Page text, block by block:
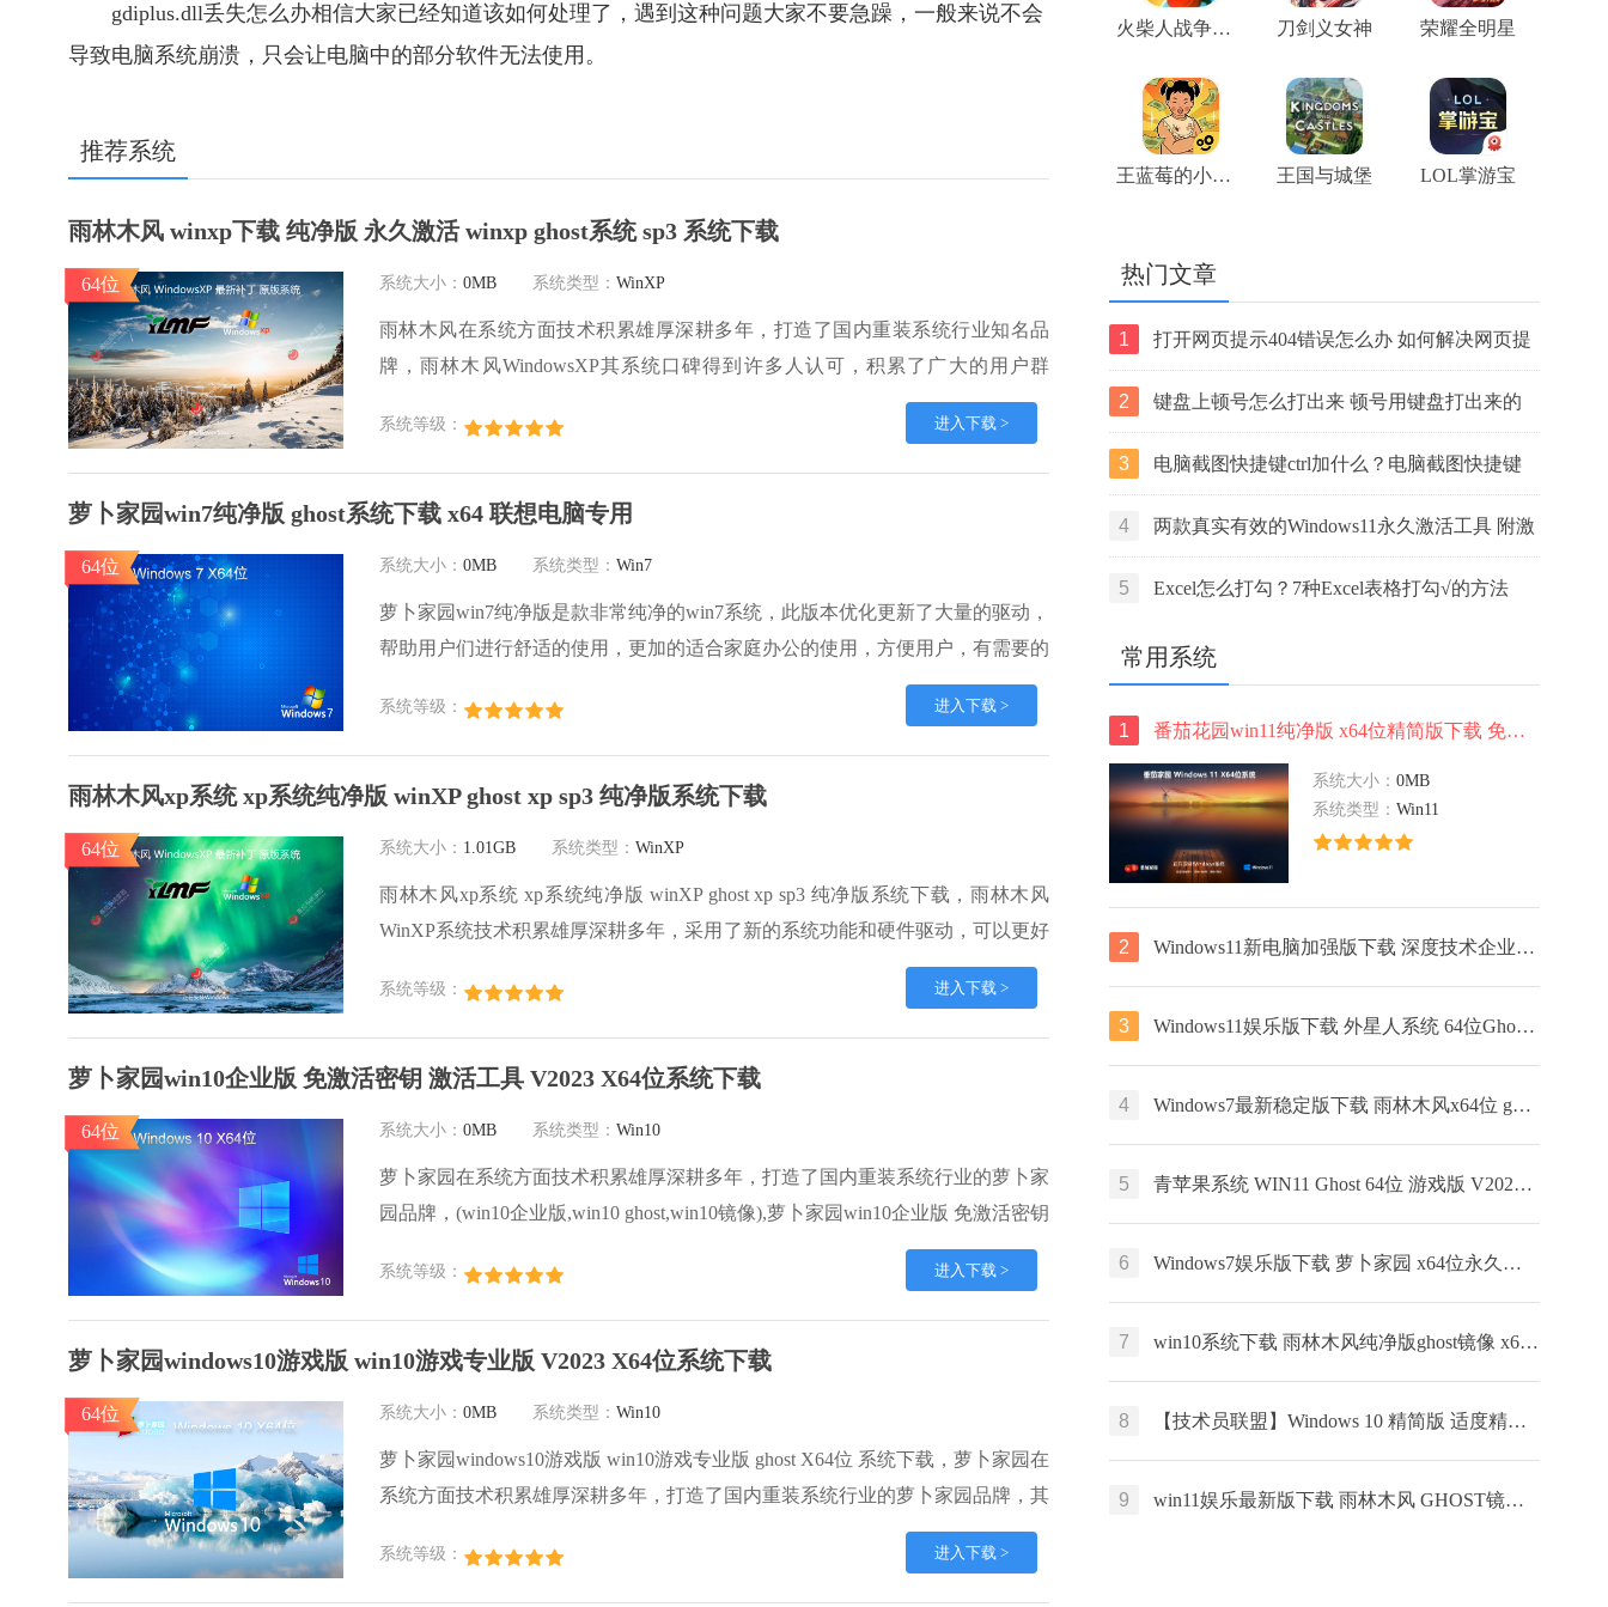
gdiplus.dll丢失怎么办相信大家已经知道该如何处理了，遇到这种问题大家不要急躁，一般来说不会
导致电脑系统崩溃，只会让电脑中的部分软件无法使用。
推荐系统
雨林木风 winxp下载 纯净版 永久激活 winxp ghost系统 sp3 系统下载
64位 系统大小： 0MB 系统类型： WinXP
雨林木风在系统方面技术积累雄厚深耕多年，打造了国内重装系统行业知名品
牌，雨林木风WindowsXP其系统口碑得到许多人认可，积累了广大的用户群
体，是一款稳定流畅的系统，雨林木风 winxp下载 纯净版 永久激活 winxp ghost
系统 sp3 系统下载，有需要的朋友速度下载吧。
系统等级： 进入下载 >
萝卜家园win7纯净版 ghost系统下载 x64 联想电脑专用
64位 系统大小： 0MB 系统类型： Win7
萝卜家园win7纯净版是款非常纯净的win7系统，此版本优化更新了大量的驱动，
帮助用户们进行舒适的使用，更加的适合家庭办公的使用，方便用户，有需要的
系统等级： 进入下载 >
雨林木风xp系统 xp系统纯净版 winXP ghost xp sp3 纯净版系统下载
64位 系统大小： 1.01GB 系统类型： WinXP
雨林木风xp系统 xp系统纯净版 winXP ghost xp sp3 纯净版系统下载，雨林木风
WinXP系统技术积累雄厚深耕多年，采用了新的系统功能和硬件驱动，可以更好
的发挥系统的性能，优化了系统、驱动对硬件的加速，加固了系统安全策略，运
行环境安全可靠稳定。
系统等级： 进入下载 >
萝卜家园win10企业版 免激活密钥 激活工具 V2023 X64位系统下载
64位 系统大小： 0MB 系统类型： Win10
萝卜家园在系统方面技术积累雄厚深耕多年，打造了国内重装系统行业的萝卜家
园品牌，(win10企业版,win10 ghost,win10镜像),萝卜家园win10企业版 免激活密钥
激活工具 ghost镜像 X64位系统下载,其系统口碑得到许多人认可，积累了广大的
用户群体，萝卜家园win10纯净版是一款稳定流畅的系统,一直以来都以用户为中
心，是由萝卜家园win10团队推出的萝卜家园
系统等级： 进入下载 >
萝卜家园windows10游戏版 win10游戏专业版 V2023 X64位系统下载
64位 系统大小： 0MB 系统类型： Win10
萝卜家园windows10游戏版 win10游戏专业版 ghost X64位 系统下载，萝卜家园在
系统方面技术积累雄厚深耕多年，打造了国内重装系统行业的萝卜家园品牌，其
系统口碑得到许多人认可，积累了广大的用户群体，萝卜家园win10纯净版是一
款稳定流畅的系统,一直以来都以用户为中心，是由萝卜家园win10团队推出的萝
卜家园win10国内镜像版，基于国内用户的习惯，做
系统等级： 进入下载 >
火柴人战争王座 刀剑义女神 荣耀全明星
王蓝莓的小卖部游戏 王国与城堡 LOL掌游宝
热门文章
1
打开网页提示404错误怎么办 如何解决网页提
示404错误【详解】
2
键盘上顿号怎么打出来 顿号用键盘打出来的
两种方法
3
电脑截图快捷键ctrl加什么？电脑截图快捷键
ctrl组合使用方法
4
两款真实有效的Windows11永久激活工具 附激
活码
5
Excel怎么打勾？7种Excel表格打勾√的方法
常用系统
1 番茄花园win11纯净版 x64位精简版下载 免激活工具 ISO镜像下载
系统大小： 0MB
系统类型： Win11
2 Windows11新电脑加强版下载 深度技术企业版 x64位免激活下载 v2023
3 Windows11娱乐版下载 外星人系统 64位Ghost镜像下载 笔记本专用
4 Windows7最新稳定版下载 雨林木风x64位 ghost系统 惠普笔记本专用下载
5 青苹果系统 WIN11 Ghost 64位 游戏版 V2022.03
6 Windows7娱乐版下载 萝卜家园 x64位永久免费下载 ghost ISO镜像下载
7 win10系统下载 雨林木风纯净版ghost镜像 x64简体中文版 v2023
8 【技术员联盟】Windows 10 精简版 适度精简 服务器版本的桌面体验
9 win11娱乐最新版下载 雨林木风 GHOST镜像 x64位系统下载 v2023